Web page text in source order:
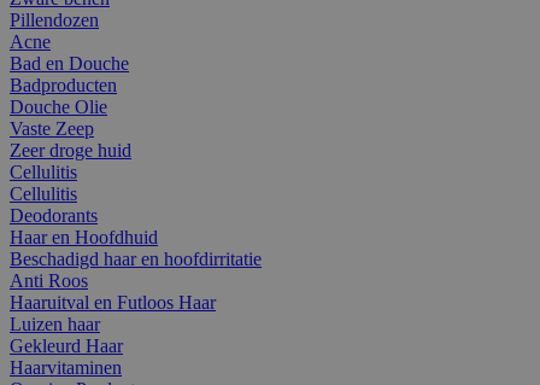
Pillendozen
Acne
Bad en Douche
Badproducten
Douche Olie
Vaste Zeep
Zeer droge huid
Cellulitis
Cellulitis
Deodorants
Haar en Hoofdhuid
Beschadigd haar en hoofdirritatie
Anti Roos
Haaruitval en Futloos Haar
Luizen haar
Gekleurd Haar
Haarvitaminen